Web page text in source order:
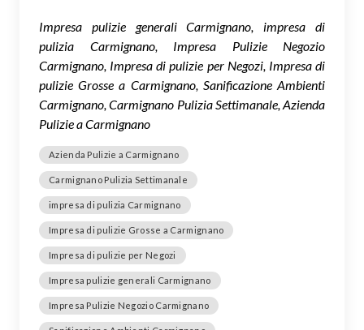
Impresa pulizie generali Carmignano, impresa di
pulizia Carmignano, Impresa Pulizie Negozio
Carmignano, Impresa di pulizie per Negozi, Impresa di
pulizie Grosse a Carmignano, Sanificazione Ambienti
Carmignano, Carmignano Pulizia Settimanale, Azienda
Pulizie a Carmignano
Azienda Pulizie a Carmignano
Carmignano Pulizia Settimanale
impresa di pulizia Carmignano
Impresa di pulizie Grosse a Carmignano
Impresa di pulizie per Negozi
Impresa pulizie generali Carmignano
Impresa Pulizie Negozio Carmignano